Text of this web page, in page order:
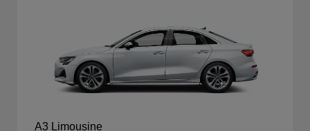
A3 Limousine